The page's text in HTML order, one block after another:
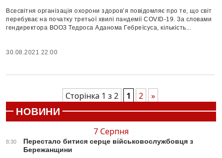
Всесвітня організація охорони здоров’я повідомляє про те, що світ
перебуває на початку третьої хвилі пандемії COVID-19. За словами
гендиректора ВООЗ Тедроса Аданома Гебреїсуса, кількість...
30.08.2021 22:00
Сторінка 1 з 2 1 2
»
НОВИНИ
7 Серпня
8:30
Перестало битися серце військовослужбовця з
Бережанщини